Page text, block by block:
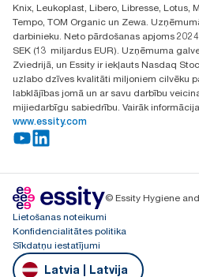
Knix, Leukoplast, Libero, Libresse, Lotus,
Tempo, TOM Organic un Zewa.
darbinieku. Neto pārdošanas apjoms
SEK (13 miljardus EUR). Uzņēmuma
Zviedrijā, un Essity ir iekļauts Nasdaq
uzlabo dzīves kvalitāti miljoniem cilvēku
labklājības jomā un ar savu darbību
mijiedarbīgu sabiedrību. Vairāk
www.essity.com
© Essity Hygiene
Lietošanas noteikumi
Konfidencialitātes politika
Sīkdatņu iestatījumi
Latvia | Latvija